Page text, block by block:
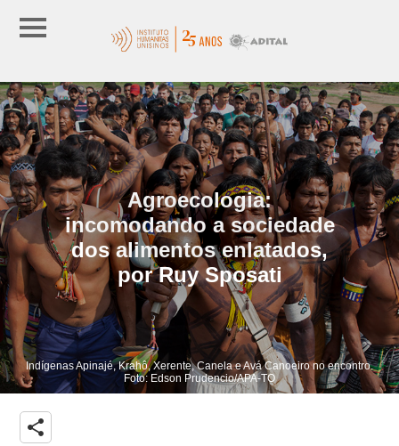
Agroecologia:
incomodando a sociedade
dos alimentos enlatados,
por Ruy Sposati
Indígenas Apinajé, Krahô, Xerente, Canela e Avá Canoeiro no encontro.
Foto: Edson Prudencio/APA-TO
share